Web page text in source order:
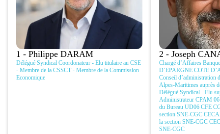
1 - Philippe DARAM
Délégué Syndical Coordonateur - Elu titulaire au CSE
- Membre de la CSSCT - Membre de la Commission
Economique
2 - Joseph
Chargé d’Affaires
D’EPARGNE COTE
Conseil d’administration
Alpes-Maritimes auprès
Délégué Syndical - Elu
Administrateur CPAM
du Bureau UD06 CFE
section SNE-CGC
la section SNE-CGC
SNE-CGC